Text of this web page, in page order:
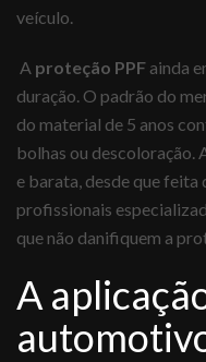
veículo.
A proteção PPF ainda
duração. O padrão do
do material de 5 anos
bolhas ou descoloração.
e barata, desde que
profissionais
que não danifiquem a
A